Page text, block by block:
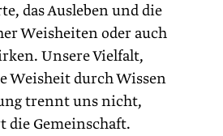
das Ausleben und die
Weisheiten oder auch
Unsere Vielfalt,
Weisheit durch Wissen
trennt uns nicht,
die Gemeinschaft.